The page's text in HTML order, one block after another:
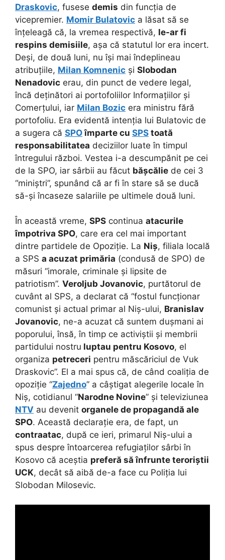
Draskovic, fusese demis din funcția de
vicepremier. Momir Bulatovic a lăsat să se
înțeleagă că, la vremea respectivă, le-ar fi
respins demisiile, așa că statutul lor era incert.
Deși, de două luni, nu își mai îndeplineau
atribuțiile, Milan Komnenic și Slobodan
Nenadovic erau, din punct de vedere legal,
încă deținători ai portofoliilor Informațiilor și
Comerțului, iar Milan Bozic era ministru fără
portofoliu. Era evidentă intenția lui Bulatovic de
a sugera că SPOîmparte cu SPS toată
responsabilitatea deciziilor luate în timpul
întregului război. Vestea i-a descumpănit pe cei
de la SPO, iar sârbii au făcut bășcălie de cei 3
“miniștri”, spunând că ar fi în stare să se ducă
să-și încaseze salariile pe ultimele două luni.
În această vreme, SPS continua atacurile
împotriva SPO, care era cel mai important
dintre partidele de Opoziție. La Niș, filiala locală
a SPS a acuzat primăria (condusă de SPO) de
măsuri “imorale, criminale și lipsite de
patriotism”. Veroljub Jovanovic, purtătorul de
cuvânt al SPS, a declarat că “fostul funcționar
comunist și actual primar al Niș-ului, Branislav
Jovanovic, ne-a acuzat că suntem dușmani ai
poporului, însă, în timp ce activiștii și membrii
partidului nostru luptau pentru Kosovo, el
organiza petreceri pentru măscăriciul de Vuk
Draskovic”. El a mai spus că, de când coaliția de
opoziție “Zajedno” a câștigat alegerile locale în
Niș, cotidianul “Narodne Novine” și televiziunea
NTV au devenit organele de propagandă ale
SPO. Această declarație era, de fapt, un
contraatac, după ce ieri, primarul Niș-ului a
spus despre întoarcerea refugiaților sârbi în
Kosovo că aceștia preferă să înfrunte teroriștii
UCK, decât să aibă de-a face cu Poliția lui
Slobodan Milosevic.